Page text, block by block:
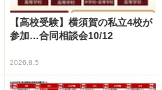
【高校受験】横須賀の私立4校が
参加…合同相談会10/12
2026.8.5